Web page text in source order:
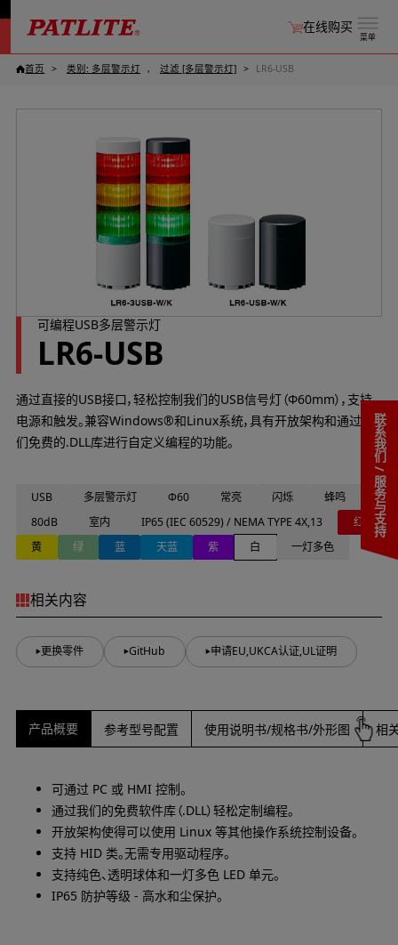
菜单
在线购买
联系我们 / 服务与支持
首页 类别: 多层警示灯 过滤 [多层警示灯] LR6-USB
可编程USB多层警示灯
LR6-USB
通过直接的USB接口，轻松控制我们的USB信号灯（Φ60mm），支持
电源和触发。兼容Windows®和Linux系统，具有开放架构和通过我
们免费的.DLL库进行自定义编程的功能。
USB 多层警示灯 Φ60 常亮 闪烁
蜂鸣
80dB
室内 IP65 (IEC 60529) / NEMA TYPE 4X,13
红
黄
绿 蓝 天蓝 紫 白 一灯多色
相关内容
更换零件 GitHub 申请EU,UKCA认证,UL证明
产品概要 参考型号配置 使用说明书/规格书/外形图 相
可通过 PC 或 HMI 控制。
通过我们的免费软件库（.DLL）轻松定制编程。
开放架构使得可以使用 Linux 等其他操作系统控制设备。
支持 HID 类。无需专用驱动程序。
支持纯色、透明球体和一灯多色 LED 单元。
IP65 防护等级 - 高水和尘保护。